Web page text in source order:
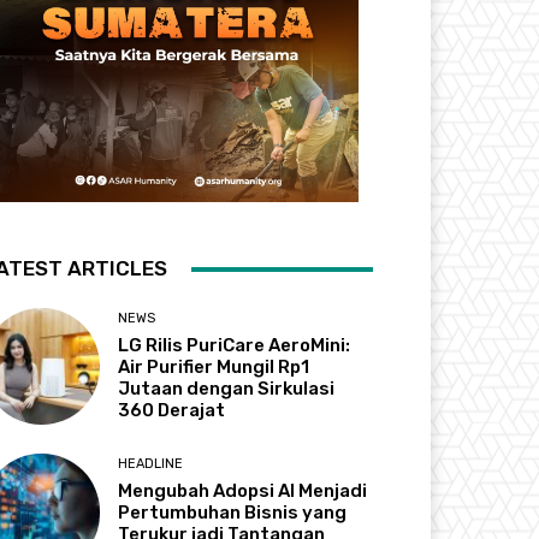
ARTICLES
NEWS
LG Rilis PuriCare AeroMini:
Air Purifier Mungil Rp1
Jutaan dengan Sirkulasi
360 Derajat
HEADLINE
Mengubah Adopsi AI Menjadi
Pertumbuhan Bisnis yang